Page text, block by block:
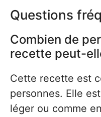
Questions
Combien de
recette peut-
Cette recette est
personnes. Elle
léger ou comme